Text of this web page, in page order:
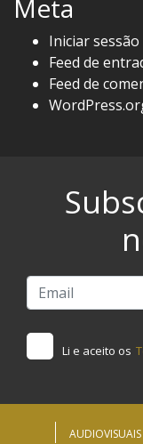
Meta
Iniciar sessão
Feed de
Feed de
Li e aceito os
AUDIOVISUAIS